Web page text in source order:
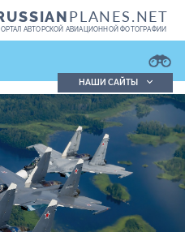
PLANES.NET
АВТОРСКОЙ АВИАЦИОННОЙ ФОТОГРАФИИ
Подробно
НАШИ САЙТЫ